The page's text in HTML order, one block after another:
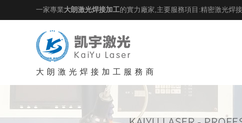
一家專業大朗激光焊接加工的實力廠家,主要服務項目:精密激光焊
大朗激光焊接加工服務商